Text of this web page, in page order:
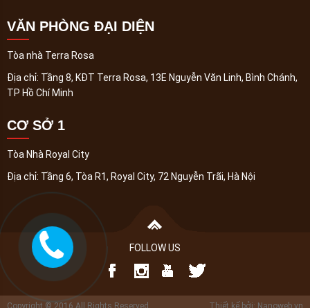
VĂN PHÒNG ĐẠI DIỆN
Tòa nhà Terra Rosa
Địa chỉ: Tầng 8, KĐT Terra Rosa, 13E Nguyễn Văn Linh, Bình Chánh,
TP Hồ Chí Minh
CƠ SỞ 1
Tòa Nhà Royal City
Địa chỉ: Tầng 6, Tòa R1, Royal City, 72 Nguyễn Trãi, Hà Nội
FOLLOW US
Copyright © 2016 All Rights Reserved Thiết kế bởi: Nanoweb.vn